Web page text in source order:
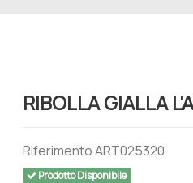
RIBOLLA GIALLA
RiferimentoART025320
Prodotto Disponibile